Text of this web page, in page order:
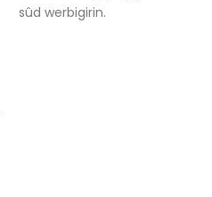
sûd werbigirin.